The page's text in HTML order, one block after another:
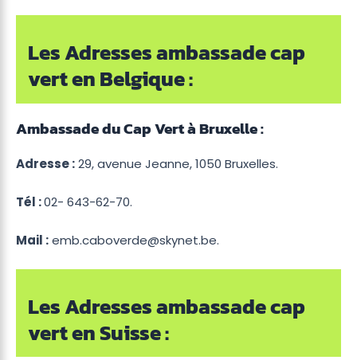
Les Adresses ambassade cap
vert en Belgique :
Ambassade du Cap Vert à Bruxelle :
Adresse :29, avenue Jeanne, 1050 Bruxelles.
Tél :02- 643-62-70.
Mail :emb.caboverde@skynet.be.
Les Adresses ambassade cap
vert en Suisse :